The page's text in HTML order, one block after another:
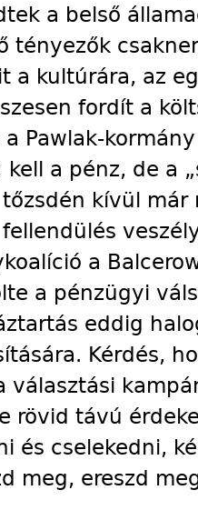
a belső
tényezők
a kultúrára, az
fordít a
Pawlak-
a pénz, de a
kívül
a
a pénzügyi
eddig
Kérdés,
választási
rövid távú
és cselekedni,
meg, ereszd